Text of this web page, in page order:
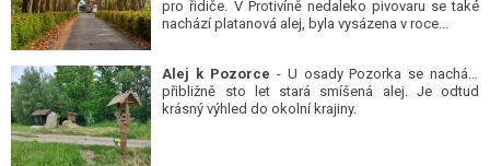
pro řidiče. V Protivíně nedaleko pivovaru se také
nachází platanová alej, byla vysázena v roce...
Alej k Pozorce - U osady Pozorka se nachází
přibližně sto let stará smíšená alej. Je odtud
krásný výhled do okolní krajiny.